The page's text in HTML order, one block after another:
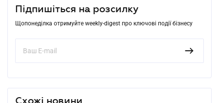
Підпишіться на розсилку
Щопонеділка отримуйте weekly-digest про ключові події бізнесу
Схожі новини